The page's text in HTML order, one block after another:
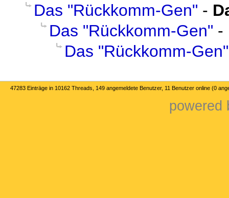
Das "Rückkomm-Gen" -
Das "Rückkomm-Gen" -
Das "Rückkomm-Gen"
47283 Einträge in 10162 Threads, 149 angemeldete Benutzer, 11 Benutzer online (0
powered